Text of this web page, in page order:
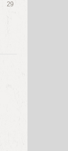
29